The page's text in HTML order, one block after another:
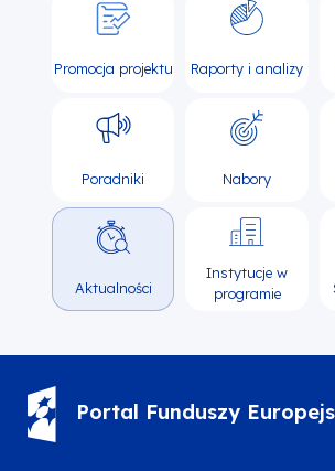
Promocja projektu Raporty i analizy
Poradniki Nabory
Aktualności
Instytucje w
programie
Portal Funduszy